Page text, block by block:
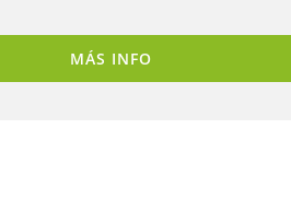
MÁS INFO